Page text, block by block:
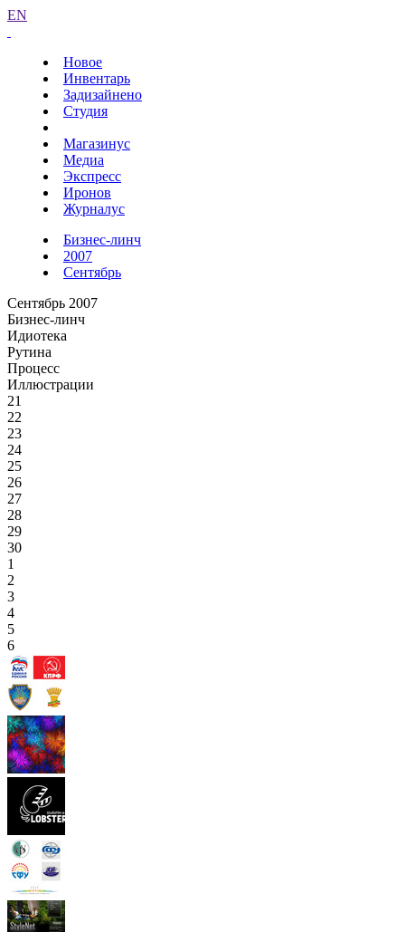
EN
Новое
Инвентарь
Задизайнено
Студия
Магазинус
Медиа
Экспресс
Иронов
Журналус
Бизнес-линч
2007
Сентябрь
Сентябрь 2007
Бизнес-линч
Идиотека
Рутина
Процесс
Иллюстрации
21
22
23
24
25
26
27
28
29
30
1
2
3
4
5
6